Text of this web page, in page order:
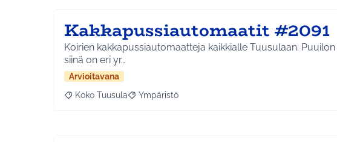
Kakkapussiautomaatit #2091
Koirien kakkapussiautomaatteja kaikkialle Tuusulaan.
siinä on eri yr…
Arvioitavana
Rajaa tulokset aihepiirin mukaan: Koko Tuusula
Koko Tuusula Rajaa tulokset teeman mukaan: Ympäristö
Ympäristö